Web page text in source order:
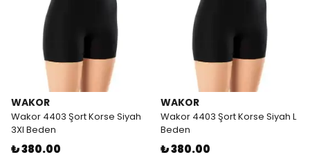
WAKOR
Wakor 4403 Şort Korse Siyah
3Xl Beden
₺ 380.00
WAKOR
Wakor 4403 Şort Korse Siyah L
Beden
₺ 380.00